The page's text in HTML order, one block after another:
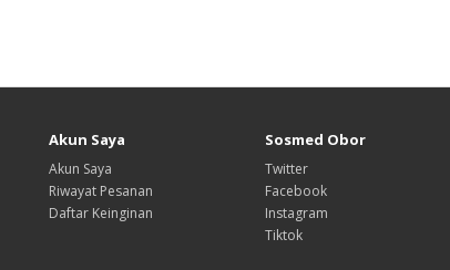
Akun Saya
Akun Saya
Riwayat Pesanan
Daftar Keinginan
Sosmed Obor
Twitter
Facebook
Instagram
Tiktok